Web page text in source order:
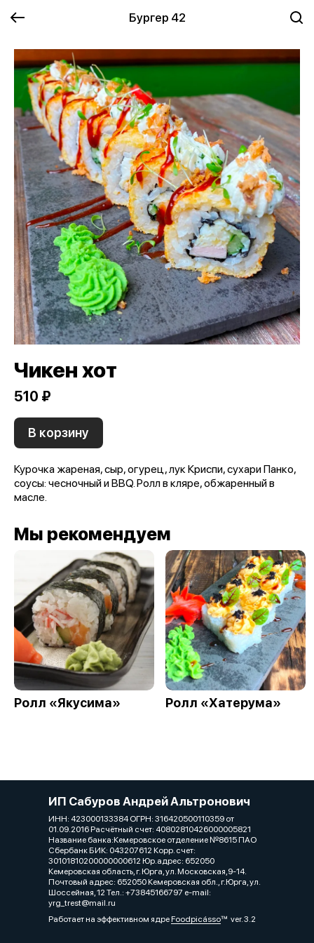
Бургер 42
Чикен хот
510 ₽
В корзину
Курочка жареная, сыр, огурец, лук Криспи, сухари Панко,
соусы: чесночный и BBQ. Ролл в кляре, обжаренный в
масле.
Мы рекомендуем
Ролл «Якусима» Ролл «Хатерума»
ИП Сабуров Андрей Альтронович
ИНН: 423000133384 ОГРН: 316420500110359 от
01.09.2016 Расчётный счет: 40802810426000005821
Название банка:Кемеровское отделение №8615 ПАО
Сбербанк БИК: 043207612 Корр. счет:
30101810200000000612 Юр.адрес: 652050
Кемеровская область, г. Юрга, ул. Московская,9-14.
Почтовый адрес: 652050 Кемеровская обл., г.Юрга, ул.
Шоссейная, 12 Тел.: +73845166797 e-mail:
yrg_trest@mail.ru
Работает на эффективном ядреFoodpicássover. 3.2